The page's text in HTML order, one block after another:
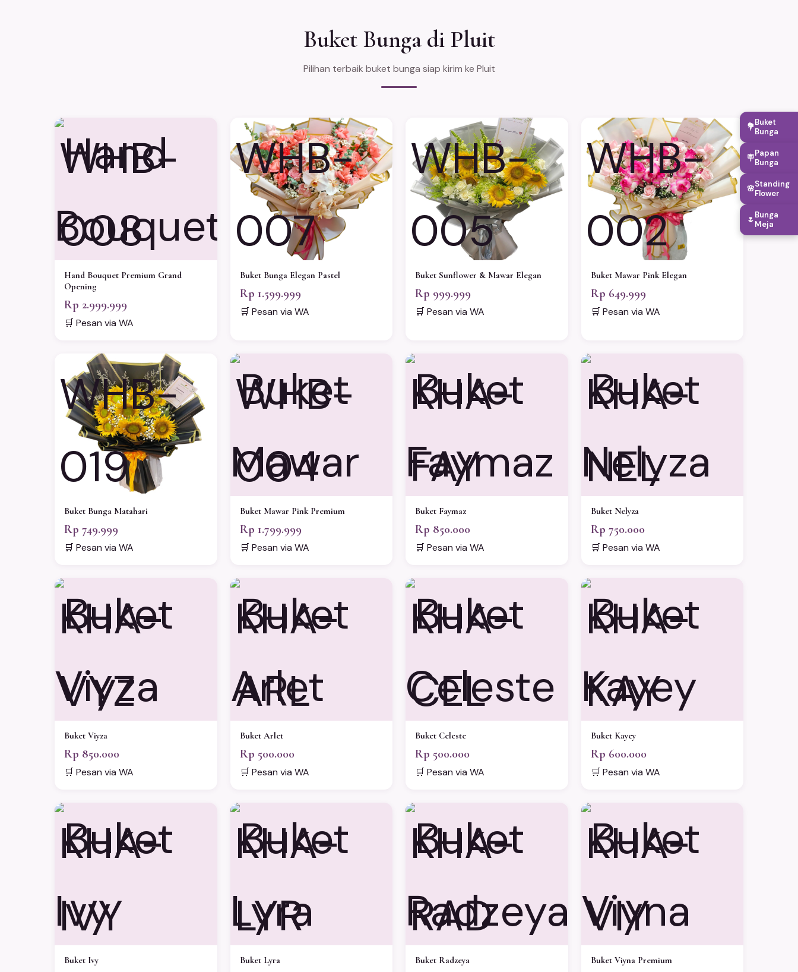
Buket Bunga di Pluit
Pilihan terbaik buket bunga siap kirim ke Pluit
WHB-
008
Hand Bouquet Premium Grand
Opening
Rp 2.999.999
🛒 Pesan via WA
WHB-
007
Buket Bunga Elegan Pastel
Rp 1.599.999
🛒 Pesan via WA
WHB-
005
Buket Sunflower & Mawar Elegan
Rp 999.999
🛒 Pesan via WA
WHB-
002
Buket Mawar Pink Elegan
Rp 649.999
🛒 Pesan via WA
WHB-
019
Buket Bunga Matahari
Rp 749.999
🛒 Pesan via WA
WHB-
004
Buket Mawar Pink Premium
Rp 1.799.999
🛒 Pesan via WA
KHA-
FAY
Buket Faymaz
Rp 850.000
🛒 Pesan via WA
KHA-
NEL
Buket Nelyza
Rp 750.000
🛒 Pesan via WA
KHA-
VYZ
Buket Viyza
Rp 850.000
🛒 Pesan via WA
KHA-
ARL
Buket Arlet
Rp 500.000
🛒 Pesan via WA
KHA-
CEL
Buket Celeste
Rp 500.000
🛒 Pesan via WA
KHA-
KAY
Buket Kayey
Rp 600.000
🛒 Pesan via WA
KHA-
IVY
Buket Ivy
KHA-
LYR
Buket Lyra
KHA-
RAD
Buket Radzeya
KHA-
VIY
Buket Viyna Premium
💐Buket
Bunga
🪧Papan
Bunga
🌸Standing
Flower
🌷Bunga
Meja